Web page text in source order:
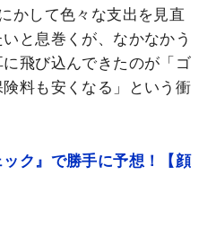
かして色々な支出を見直
と息巻くが、なかなかう
飛び込んできたのが 「ゴ
料も安くなる」という衝
ク』で勝手に予想！【顔